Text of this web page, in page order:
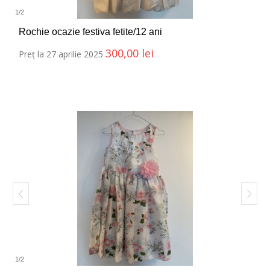
1/2
Rochie ocazie festiva fetite/12 ani
Preț la 27 aprilie 2025 300,00 lei
1/2